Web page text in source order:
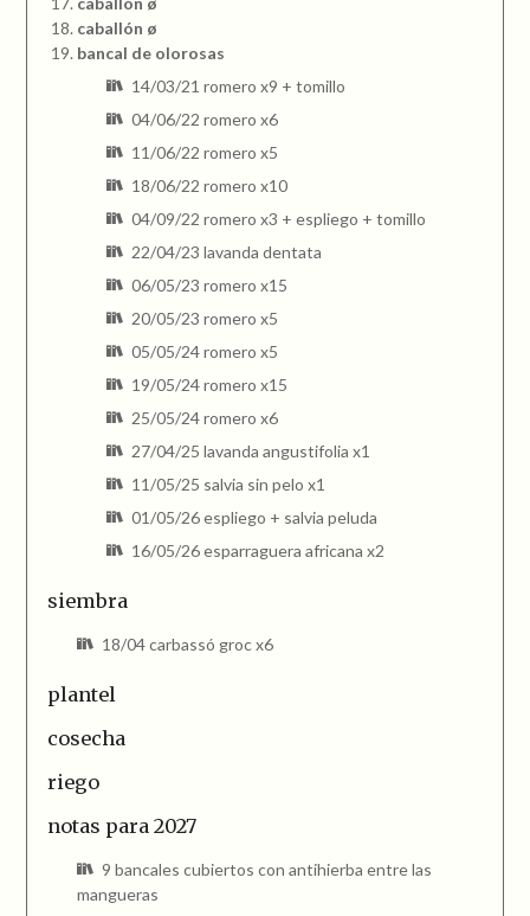
caballón ø
bancal de olorosas
14/03/21 romero x9 + tomillo
04/06/22 romero x6
11/06/22 romero x5
18/06/22 romero x10
04/09/22 romero x3 + espliego + tomillo
22/04/23 lavanda dentata
06/05/23 romero x15
20/05/23 romero x5
05/05/24 romero x5
19/05/24 romero x15
25/05/24 romero x6
27/04/25 lavanda angustifolia x1
11/05/25 salvia sin pelo x1
01/05/26 espliego + salvia peluda
16/05/26 esparraguera africana x2
siembra
18/04 carbassó groc x6
plantel
cosecha
riego
notas para 2027
9 bancales cubiertos con antihierba entre las
mangueras